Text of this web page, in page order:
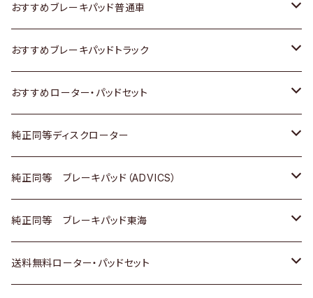
日産
いすゞ
ダイハツ
マツダ
三菱
スバル
日野
スズキ
日産
いすゞ
ダイハツ
マツダ
三菱
日野
スズキ
日産
いすゞ
ダイハツ
三菱
日野
三菱ふそう
トヨタ
ホンダ
スズキ
日産
ダイハツ
マツダ
三菱
おすすめブレーキパッド普通車
トヨタ
ホンダ
スズキ
日産
いすゞ
ダイハツ
おすすめブレーキパッドトラック
トヨタ
日産
いすゞ
ダイハツ
マツダ
おすすめローター・パッドセット
トヨタ
ホンダ
スズキ
日産
純正同等ディスクローター
トヨタ
ホンダ
スズキ
純正同等 ブレーキパッド（ADVICS）
トヨタ
ホンダ
純正同等 ブレーキパッド東海
トヨタ
送料無料ローター・パッドセット